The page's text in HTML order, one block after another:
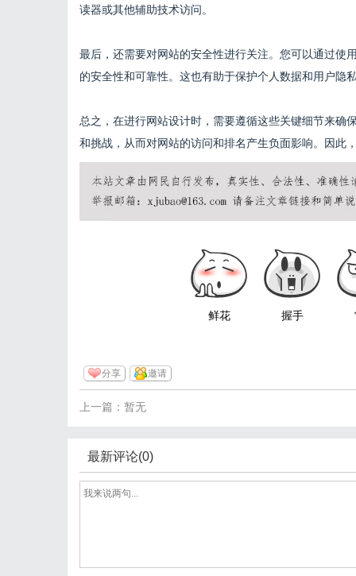
读器或其他辅助技术访问。
最后，还需要对网站的安全性进行关注。您可以通过使
的安全性和可靠性。这也有助于保护个人数据和用户隐
总之，在进行网站设计时，需要遵循这些关键细节来确
和挑战，从而对网站的访问和排名产生负面影响。因此
鲜花 握手
分享 邀请
上一篇：暂无
最新评论(0)